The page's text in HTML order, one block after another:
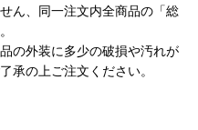
ん、同一注文内全商品の「総
の外装に多少の破損や汚れが
承の上ご注文ください。